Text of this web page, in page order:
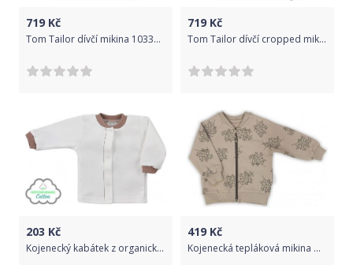
719 Kč
Tom Tailor dívčí mikina 1033115 Velikost: 128
719 Kč
Tom Tailor dívčí cropped mikina 1033117 Velikost: 128
203 Kč
Kojenecký kabátek z organické bavlny Koala Lesní Přítel béžový, Béžová, 68 (4-6m)
419 Kč
Kojenecká tepláková mikina Nicol Ella béžová, Béžová, 68 (4-6m)